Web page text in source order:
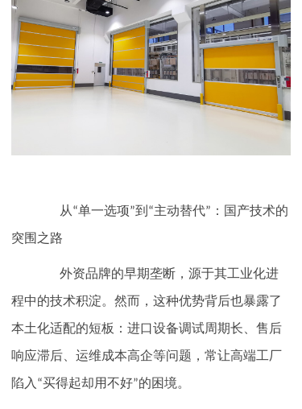
‌从“单一选项”到“主动替代”：国产技术的
突围之路‌
外资品牌的早期垄断，源于其工业化进
程中的技术积淀。然而，这种优势背后也暴露了
本土化适配的短板：进口设备调试周期长、售后
响应滞后、运维成本高企等问题，常让高端工厂
陷入“买得起却用不好”的困境。